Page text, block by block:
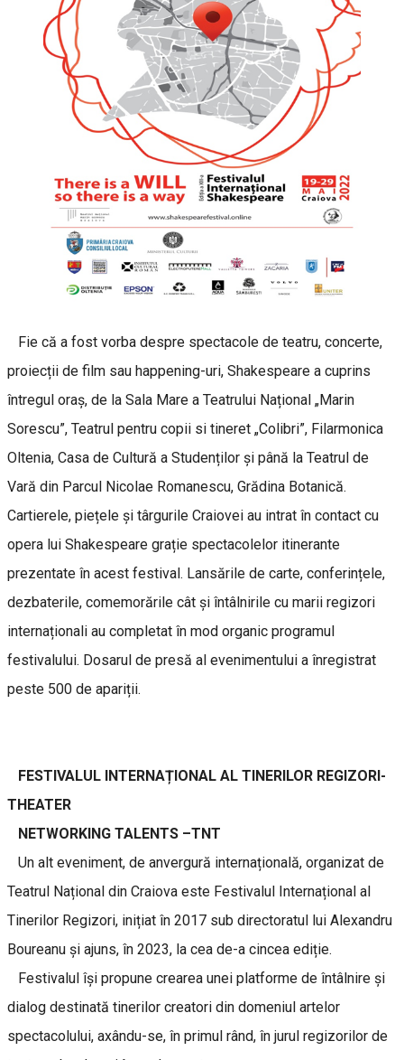
Fie că a fost vorba despre spectacole de teatru, concerte,
proiecții de film sau happening-uri, Shakespeare a cuprins
întregul oraș, de la Sala Mare a Teatrului Național „Marin
Sorescu”, Teatrul pentru copii si tineret „Colibri”, Filarmonica
Oltenia, Casa de Cultură a Studenților și până la Teatrul de
Vară din Parcul Nicolae Romanescu, Grădina Botanică.
Cartierele, piețele și târgurile Craiovei au intrat în contact cu
opera lui Shakespeare grație spectacolelor itinerante
prezentate în acest festival. Lansările de carte, conferințele,
dezbaterile, comemorările cât și întâlnirile cu marii regizori
internaționali au completat în mod organic programul
festivalului. Dosarul de presă al evenimentului a înregistrat
peste 500 de apariții.
FESTIVALUL INTERNAȚIONAL AL TINERILOR REGIZORI-
THEATER
NETWORKING TALENTS –TNT
Un alt eveniment, de anvergură internațională, organizat de
Teatrul Național din Craiova este Festivalul Internațional al
Tinerilor Regizori, inițiat în 2017 sub directoratul lui Alexandru
Boureanu și ajuns, în 2023, la cea de-a cincea ediție.
Festivalul își propune crearea unei platforme de întâlnire și
dialog destinată tinerilor creatori din domeniul artelor
spectacolului, axându-se, în primul rând, în jurul regizorilor de